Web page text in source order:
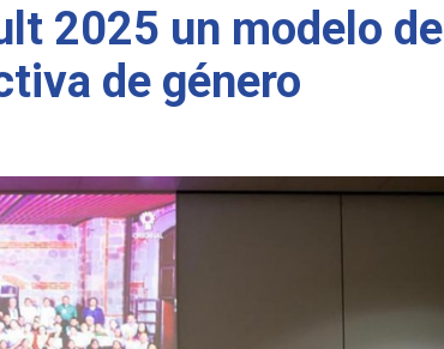
2025 un modelo
de género